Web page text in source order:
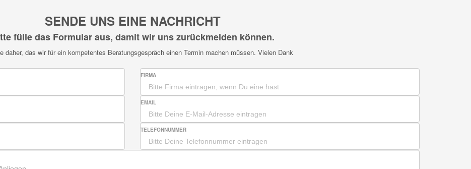
SENDE UNS EINE NACHRICHT
fülle das Formular aus, damit wir uns zurückmelden können.
das wir für ein kompetentes Beratungsgespräch einen Termin machen müssen. Vielen Dank
FIRMA
EMAIL
TELEFONNUMMER